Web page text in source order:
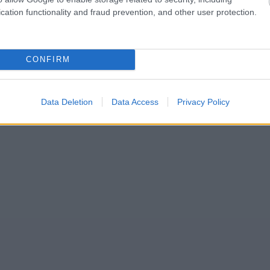
functionality and fraud prevention, and other user protection.
CONFIRM
Data Deletion Data Access Privacy Policy